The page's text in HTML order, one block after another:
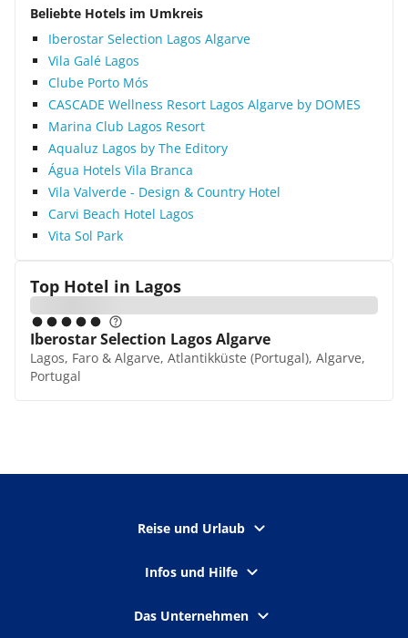
Beliebte Hotels im Umkreis
Iberostar Selection Lagos Algarve
Vila Galé Lagos
Clube Porto Mós
CASCADE Wellness Resort Lagos Algarve by DOMES
Marina Club Lagos Resort
Aqualuz Lagos by The Editory
Água Hotels Vila Branca
Vila Valverde - Design & Country Hotel
Carvi Beach Hotel Lagos
Vita Sol Park
Top Hotel in Lagos
Iberostar Selection Lagos Algarve
Lagos, Faro & Algarve, Atlantikküste (Portugal), Algarve,
Portugal
Reise und Urlaub
Infos und Hilfe
Das Unternehmen